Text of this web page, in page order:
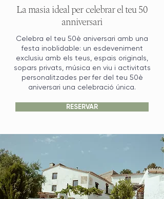
La masia ideal per celebrar el teu 50
anniversari
Celebra el teu 50è aniversari amb una
festa inoblidable: un esdeveniment
exclusiu amb els teus, espais originals,
sopars privats, música en viu i activitats
personalitzades per fer del teu 50è
aniversari una celebració única.
RESERVAR